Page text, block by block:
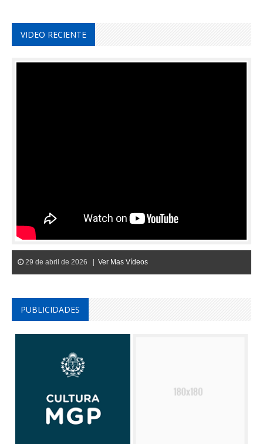
VIDEO RECIENTE
29 de abril de 2026 | Ver Mas Vídeos
PUBLICIDADES